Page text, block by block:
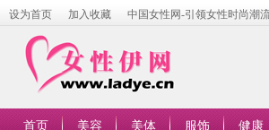
设为首页 加入收藏 中国女性网-引领女性时尚潮
首页 美容 美体 服饰 健康